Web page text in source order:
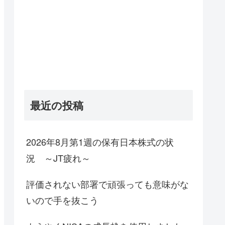
最近の投稿
2026年8月第1週の保有日本株式の状
況 ～JT疲れ～
評価されない部署で頑張っても意味がな
いので手を抜こう